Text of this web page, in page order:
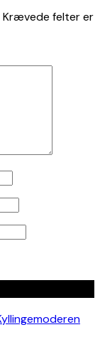
Krævede felter er